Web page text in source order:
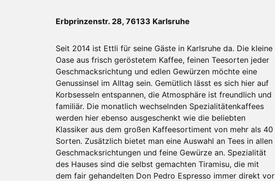
Erbprinzenstr. 28, 76133 Karlsruhe
Seit 2014 ist Ettli für seine Gäste in Karlsruhe da. Die kleine
Oase aus frisch geröstetem Kaffee, feinen Teesorten jeder
Geschmacksrichtung und edlen Gewürzen möchte eine
Genussinsel im Alltag sein. Gemütlich lässt es sich hier auf
Korbsesseln entspannen, die Atmosphäre ist freundlich und
familiär. Die monatlich wechselnden Spezialitätenkaffees
werden hier ebenso ausgeschenkt wie die beliebten
Klassiker aus dem großen Kaffeesortiment von mehr als 40
Sorten. Zusätzlich bietet man eine Auswahl an Tees in allen
Geschmacksrichtungen und feine Gewürze an. Spezialität
des Hauses sind die selbst gemachten Tiramisu, die mit
dem fair gehandelten Don Pedro Espresso immer direkt vor